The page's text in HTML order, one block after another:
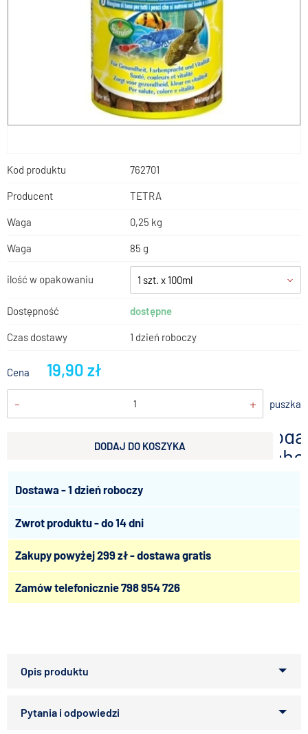
Kod produktu 762701
Producent TETRA
Waga 0,25 kg
Waga 85 g
ilość w opakowaniu 1 szt. x 100ml
Dostępność dostępne
Czas dostawy 1 dzień roboczy
Cena 19,90 zł
- + puszka
DODAJ DO KOSZYKA
Dostawa - 1 dzień roboczy
Zwrot produktu - do 14 dni
Zakupy powyżej 299 zł - dostawa gratis
Zamów telefonicznie798 954 726
strefie przydennej, zawiera wszystkie niezbędne do